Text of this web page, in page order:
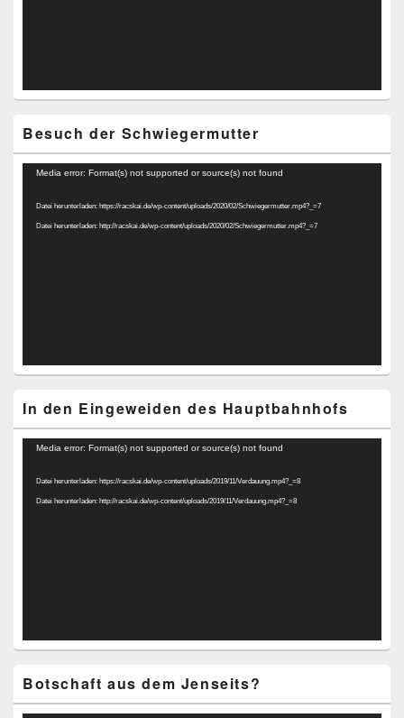
Besuch der Schwiegermutter
Video-
Media error: Format(s) not supported or source(s) not found
Datei herunterladen: https://racskai.de/wp-content/uploads/2020/02/Schwiegermutter.mp4?_=7
Datei herunterladen: http://racskai.de/wp-content/uploads/2020/02/Schwiegermutter.mp4?_=7
In den Eingeweiden des Hauptbahnhofs
Video-
Media error: Format(s) not supported or source(s) not found
Datei herunterladen: https://racskai.de/wp-content/uploads/2019/11/Verdauung.mp4?_=8
Datei herunterladen: http://racskai.de/wp-content/uploads/2019/11/Verdauung.mp4?_=8
Botschaft aus dem Jenseits?